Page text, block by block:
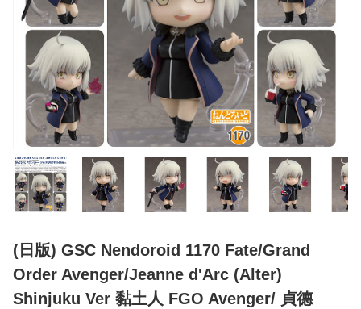
(日版) GSC Nendoroid 1170 Fate/Grand
Order Avenger/Jeanne d'Arc (Alter)
Shinjuku Ver 黏土人 FGO Avenger/ 貞德